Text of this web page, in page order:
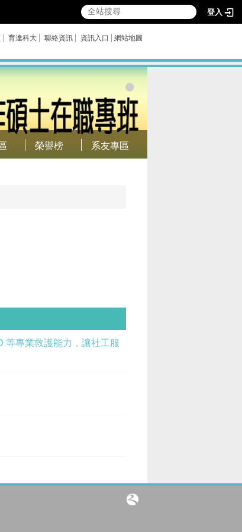
登入
育達科大 聯絡資訊 資訊入口 網站地圖
榮譽榜 系友專區
等專業救護能力，讓社工服